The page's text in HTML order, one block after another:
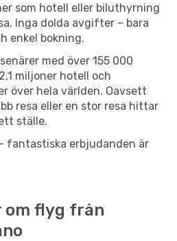
som hotell eller biluthyrning
Inga dolda avgifter – bara
enkel bokning.
med över 155 000
miljoner hotell och
över hela världen. Oavsett
resa eller en stor resa hittar
ställe.
fantastiska erbjudanden är
om flyg från